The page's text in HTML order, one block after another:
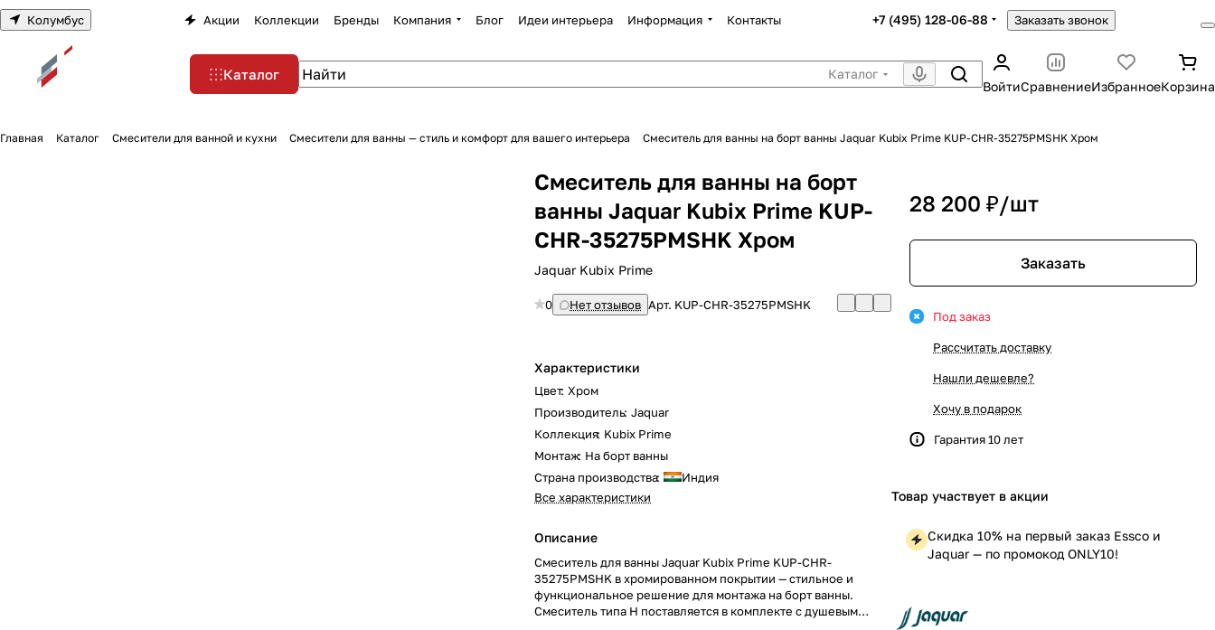
Колумбус Акции Коллекции Бренды Компания Блог Идеи интерьера Информация Контакты +7 (495) 128-06-88 Заказать звонок
Каталог
Каталог
ВойтиСравнениеИзбранноеКорзина
Главная Каталог Смесители для ванной и кухни Смесители для ванны — стиль и комфорт для вашего интерьера Смеситель для ванны на борт ванны Jaquar Kubix Prime KUP-CHR-35275PMSHK Хром
Смеситель для ванны на борт
ванны Jaquar Kubix Prime KUP-
CHR-35275PMSHK Хром
Jaquar Kubix Prime
0 Нет отзывов Арт. KUP-CHR-35275PMSHK
Характеристики
Цвет: Хром
Производитель: Jaquar
Коллекция: Kubix Prime
Монтаж: На борт ванны
Страна производства:
Индия
Все характеристики
Описание
Смеситель для ванны Jaquar Kubix Prime KUP-CHR-
35275PMSHK в хромированном покрытии — стильное и
функциональное решение для монтажа на борт ванны.
Смеситель типа H поставляется в комплекте с душевым
28 200 ₽/шт
Заказать
Под заказ
Рассчитать доставку
Нашли дешевле?
Хочу в подарок
Гарантия 10 лет
Товар участвует в акции
Скидка 10% на первый заказ Essco и
Jaquar — по промокод ONLY10!